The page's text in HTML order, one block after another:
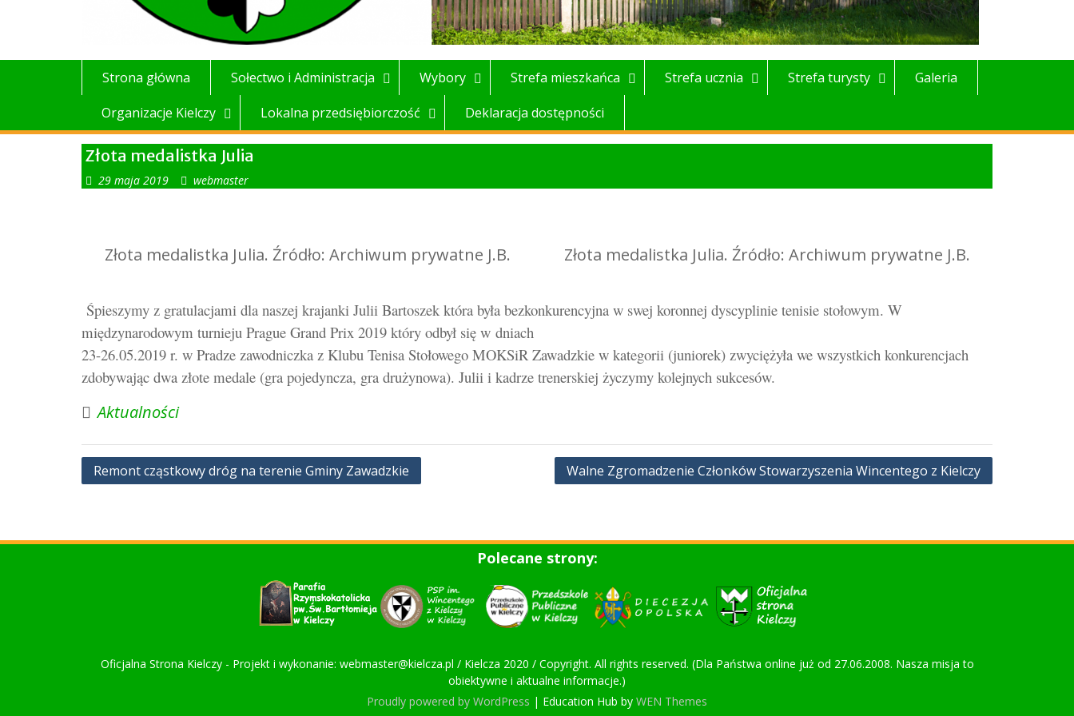
Strona główna Sołectwo i Administracja Wybory Strefa mieszkańca Strefa ucznia Strefa turysty
Galeria
Organizacje Kielczy
Lokalna przedsiębiorczość Deklaracja dostępności
Złota medalistka Julia
29 maja 2019 webmaster
Złota medalistka Julia. Źródło: Archiwum prywatne J.B. Złota medalistka Julia. Źródło: Archiwum prywatne J.B.
Śpieszymy z gratulacjami dla naszej krajanki Julii Bartoszek która była bezkonkurencyjna w swej koronnej dyscyplinie tenisie stołowym. W
międzynarodowym turnieju Prague Grand Prix 2019 który odbył się w dniach
23-26.05.2019 r. w Pradze zawodniczka z Klubu Tenisa Stołowego MOKSiR Zawadzkie w kategorii (juniorek) zwyciężyła we wszystkich konkurencjach
zdobywając dwa złote medale (gra pojedyncza, gra drużynowa). Julii i kadrze trenerskiej życzymy kolejnych sukcesów.
Aktualności
Nawigacja
Remont cząstkowy dróg na terenie Gminy Zawadzkie Walne Zgromadzenie Członków Stowarzyszenia Wincentego z Kielczy
Polecane strony:
Oficjalna Strona Kielczy - Projekt i wykonanie: webmaster@kielcza.pl / Kielcza 2020 / Copyright. All rights reserved. (Dla Państwa online już od 27.06.2008. Nasza misja to
obiektywne i aktualne informacje.)
Proudly powered by WordPress | Education Hub by WEN Themes